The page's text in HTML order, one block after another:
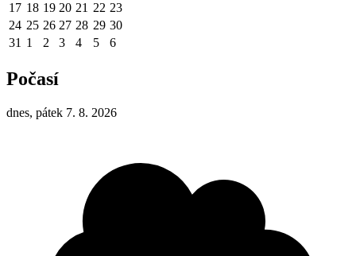
17 18 19 20 21 22 23
24 25 26 27 28 29 30
31 1 2 3 4 5 6
Počasí
dnes, pátek 7. 8. 2026